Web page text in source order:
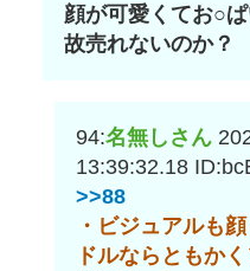
顔が可愛くてお○
故売れないのか？
94:名無しさん
13:39:32.18
>>88
・ビジュアルも
ドルならともか